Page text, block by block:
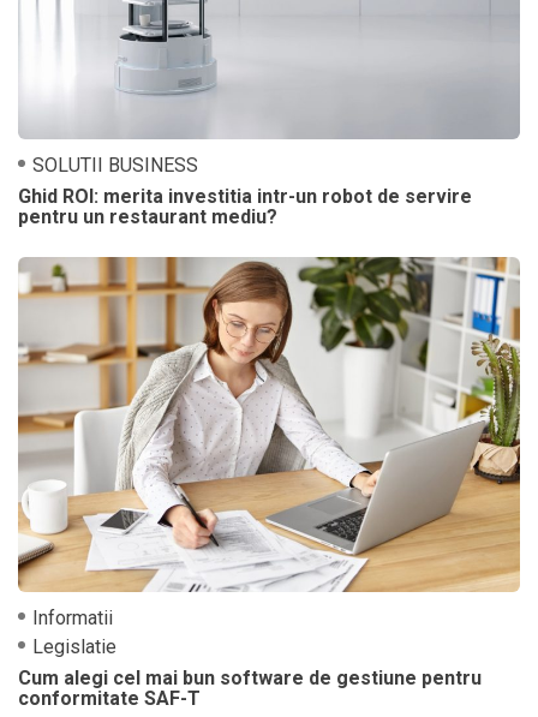
SOLUTII BUSINESS
Ghid ROI: merita investitia intr-un robot de servire
pentru un restaurant mediu?
Informatii
Legislatie
Cum alegi cel mai bun software de gestiune pentru
conformitate SAF-T